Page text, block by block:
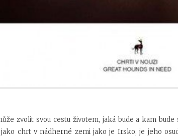
zvolit svou cestu životem, jaká bude a kam
chrt v nádherné zemi jako je Irsko, je jeho